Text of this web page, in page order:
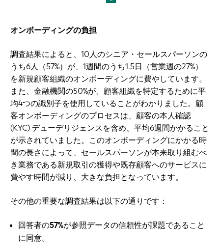
オンボーディングの負担
調査結果によると、10人のシニア・セールスパーソンの
うち6人（57%）が、1週間のうち1.5日（営業週の27%）
を新規顧客組織のオンボーディングに費やしています。
また、金融機関の50%が、顧客組織を特定するために平
均4つの識別子を使用していることがわかりました。顧
客オンボーディングのプロセスは、顧客の本人確認
(KYC) デューデリジェンスを含め、平均6週間かかること
が示されていました。このオンボーディングにかかる時
間の長さによって、セールスパーソンが本来取り組むべ
き業務である新規取引の獲得や既存顧客へのサービスに
費やす時間が減り、大きな負担となっています。
その他の重要な調査結果は以下の通りです：
回答者の57%が参照データの信頼性が課題であること
に同意。